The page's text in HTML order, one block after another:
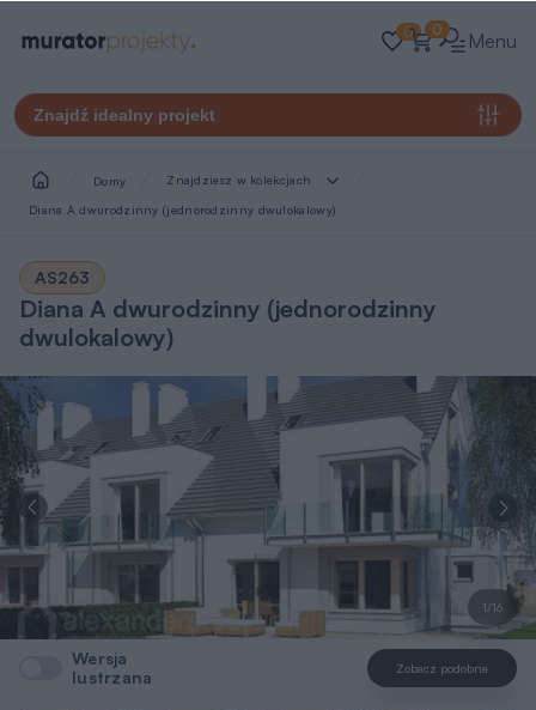
0 0 Menu
Znajdź idealny projekt
Domy Znajdziesz w kolekcjach
Diana A dwurodzinny (jednorodzinny dwulokalowy)
AS263
Diana A dwurodzinny (jednorodzinny
dwulokalowy)
1/16
Wersja
lustrzana
Zobacz podobne